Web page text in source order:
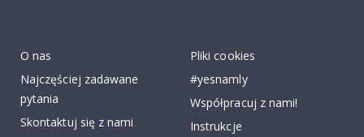
O nas
Najczęściej zadawane
pytania
Skontaktuj się z nami
Pliki cookies
#yesnamly
Współpracuj z nami!
Instrukcje